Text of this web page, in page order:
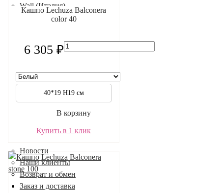
Wall (Италия)
Производители РФ
Акции на услуги
О компании
Отзывы
Гарантии
Новости
Наши клиенты
Возврат и обмен
Заказ и доставка
Кашпо Lechuza Balconera
color 40
6 305 ₽
40*19 H19 см
В корзину
Купить в 1 клик